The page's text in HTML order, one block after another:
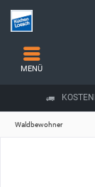
MENÜ
Waldbewohner